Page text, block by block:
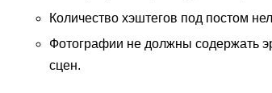
Количество хэштегов под постом
Фотографии не должны содержать
сцен.